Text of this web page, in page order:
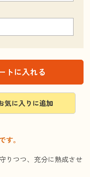
トに入れる
気に入りに追加
す。
りつつ、充分に熟成させ